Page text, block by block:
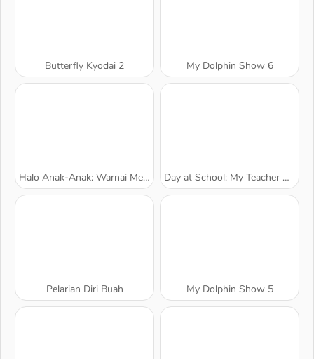
Butterfly Kyodai 2 My Dolphin Show 6
Halo Anak-Anak: Warnai Menurut Nomor Day at School: My Teacher Games
Pelarian Diri Buah My Dolphin Show 5